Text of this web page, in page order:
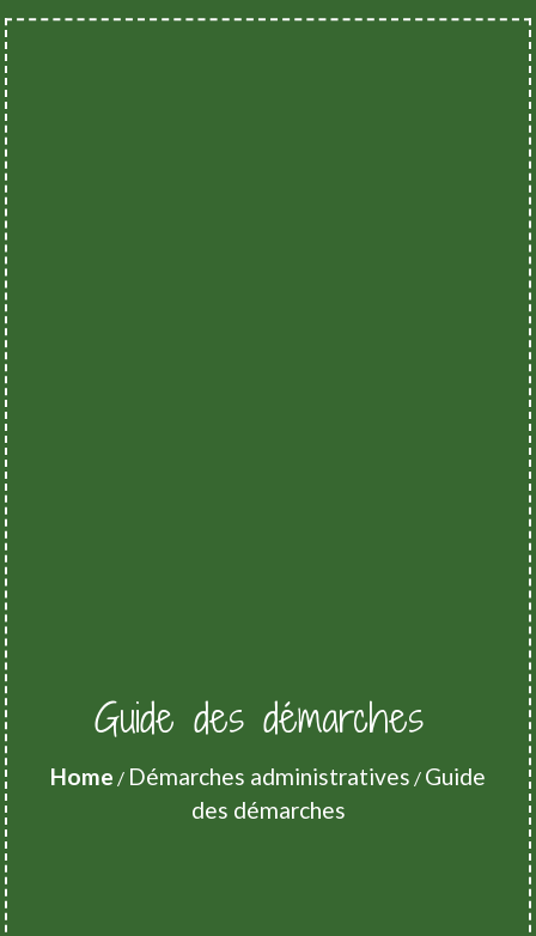
Guide des démarches
Home / Démarches administratives / Guide
des démarches